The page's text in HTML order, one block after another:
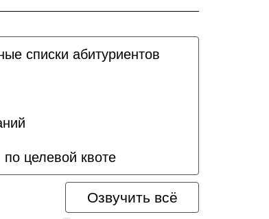
списки абитуриентов
целевой квоте
Озвучить всё